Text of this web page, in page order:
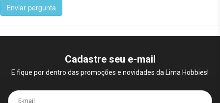
Enviar pergunta
Cadastre seu e-mail
E fique por dentro das promoções e novidades da Lima Hobbies!
E-mail